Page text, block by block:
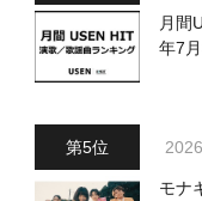
月間
年7
モナ